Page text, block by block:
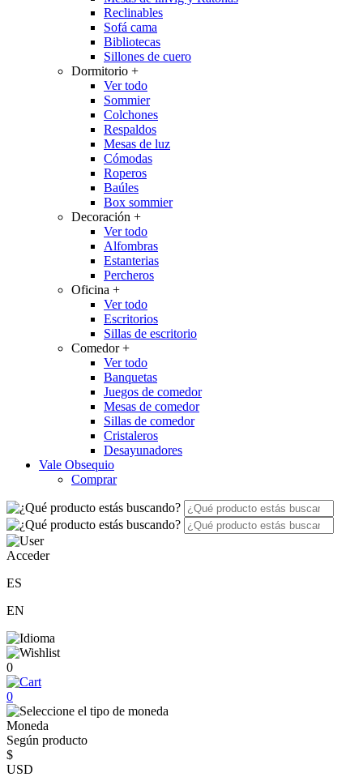
Reclinables
Sofá cama
Bibliotecas
Sillones de cuero
Dormitorio +
Ver todo
Sommier
Colchones
Respaldos
Mesas de luz
Cómodas
Roperos
Baúles
Box sommier
Decoración +
Ver todo
Alfombras
Estanterias
Percheros
Oficina +
Ver todo
Escritorios
Sillas de escritorio
Comedor+
Ver todo
Banquetas
Juegos de comedor
Mesas de comedor
Sillas de comedor
Cristaleros
Desayunadores
Vale Obsequio
Comprar
Acceder
ES
EN
0
0
Moneda
Según producto
$
USD